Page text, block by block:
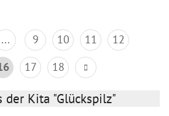
... 9 10 11
12
17 18
der Kita "Glückspilz"